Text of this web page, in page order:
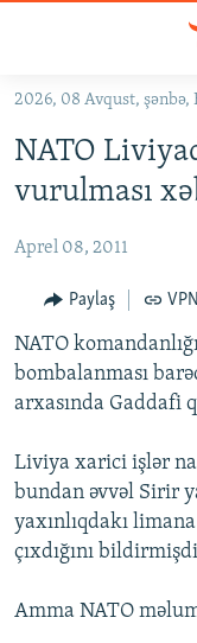
Əsas
qayıt
Əsas
qayıt
#ƏSLINDƏ
FƏRQƏ BAX
QANUNI DOĞRU
ARAŞDIRMA
VIDEO
FOTOQALEREYA
İNFOQRAFIKA
RADIO ARXIV
OXU ZALI
AZƏRBAYCAN
İSLAM VƏ DEMOKRATIYA
HAQQIMIZDA
MISSIYAMIZ
PEŞƏ ETIKASI VƏ
2026, 08 Avqust, şənbə,
NATO
vurulması
Aprel 08, 2011
Paylaş
NATO
bombalanması
arxasında Gaddafi
Liviya xarici işlər
bundan əvvəl Sirir
yaxınlıqdakı
çıxdığını
Amma NATO